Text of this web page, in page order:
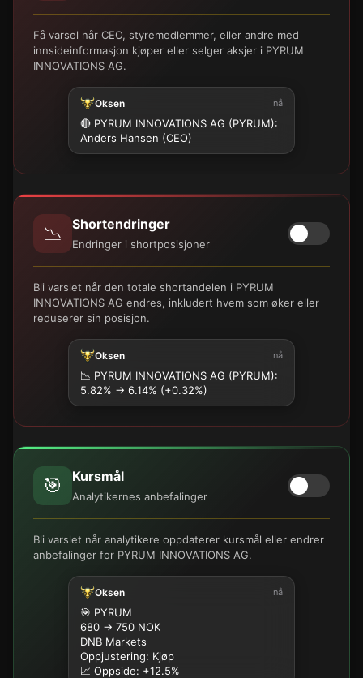
Få varsel når CEO, styremedlemmer, eller andre med
innsideinformasjon kjøper eller selger aksjer i PYRUM
INNOVATIONS AG.
Oksen nå
🔴 PYRUM INNOVATIONS AG (PYRUM):
Anders Hansen (CEO)
📉 Shortendringer
Endringer i shortposisjoner
Bli varslet når den totale shortandelen i PYRUM
INNOVATIONS AG endres, inkludert hvem som øker eller
reduserer sin posisjon.
Oksen nå
📉 PYRUM INNOVATIONS AG (PYRUM):
5.82% → 6.14% (+0.32%)
🎯 Kursmål
Analytikernes anbefalinger
Bli varslet når analytikere oppdaterer kursmål eller endrer
anbefalinger for PYRUM INNOVATIONS AG.
Oksen nå
🎯 PYRUM
680 → 750 NOK
DNB Markets
Oppjustering: Kjøp
📈 Oppside: +12.5%